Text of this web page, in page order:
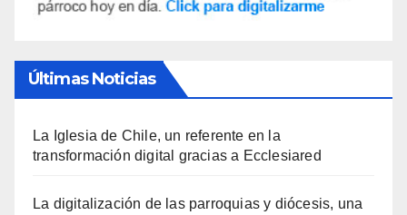
Últimas Noticias
La Iglesia de Chile, un referente en la
transformación digital gracias a Ecclesiared
La digitalización de las parroquias y diócesis, una